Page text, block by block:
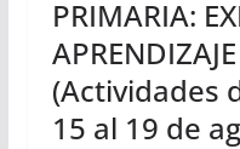
PRIMARIA:
(Actividades
15 al 19 de